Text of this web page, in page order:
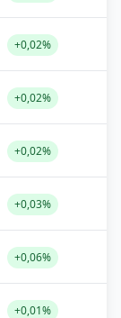
+0,02%
+0,02%
+0,02%
+0,03%
+0,06%
+0,01%